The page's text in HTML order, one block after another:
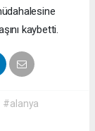
kaybetti.
#alanya